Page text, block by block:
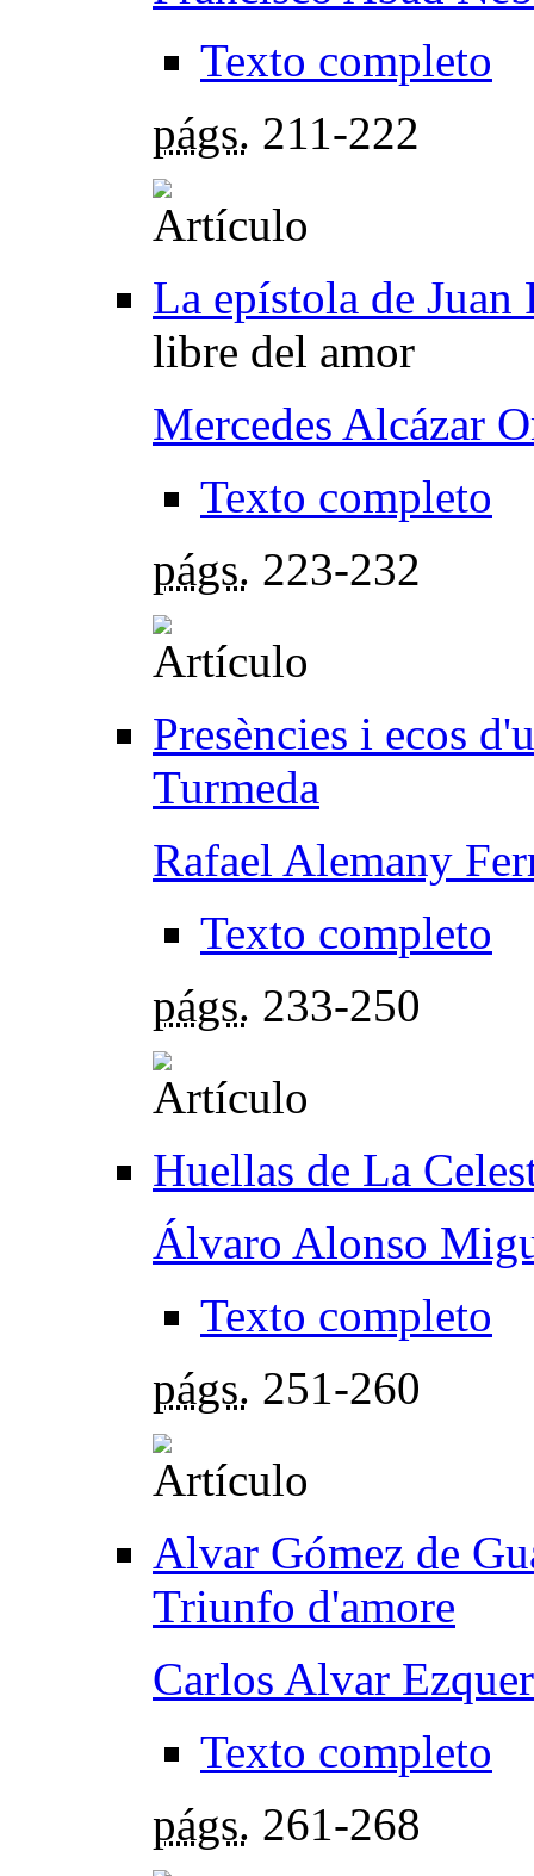
Texto completo
págs. 211-222
La epístola de
libre del amor
Mercedes Alcázar
Texto completo
págs. 223-232
Presències i ecos
Turmeda
Rafael Alemany
Texto completo
págs. 233-250
Huellas de La
Álvaro Alonso
Texto completo
págs. 251-260
Alvar Gómez de
Triunfo d'amore
Carlos Alvar
Texto completo
págs. 261-268